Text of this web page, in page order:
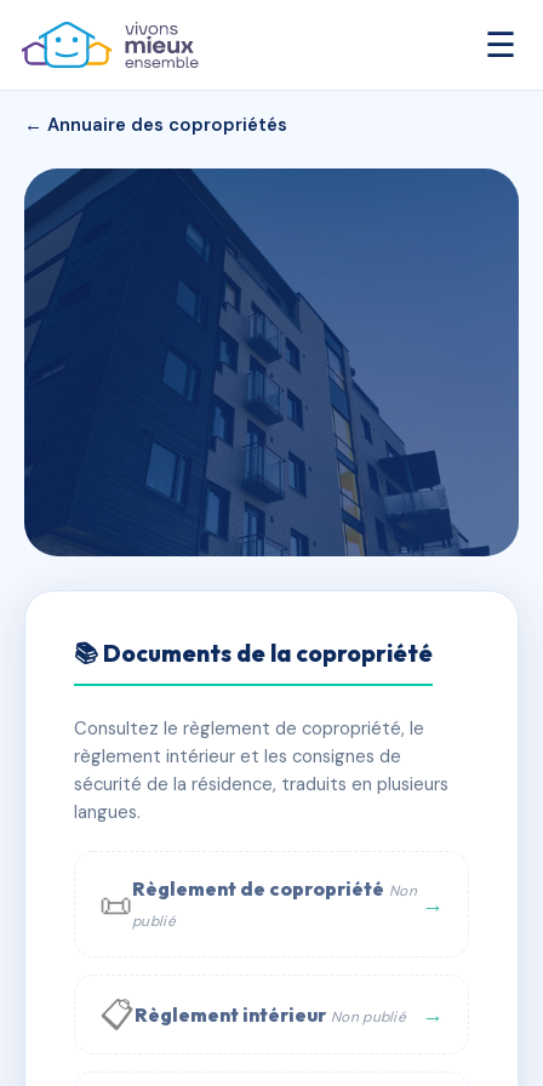
☰
← Annuaire des copropriétés
sdc le Gerbizon
✓ Immatriculée 🏠 36 lots 🏗 1 bâtiment(s)
📞 Contacter Syndic Digital
📚 Documents de la copropriété
Consultez le règlement de copropriété, le
règlement intérieur et les consignes de
sécurité de la résidence, traduits en plusieurs
langues.
📜Règlement de copropriété Non
publié
→
📋Règlement intérieur Non publié →